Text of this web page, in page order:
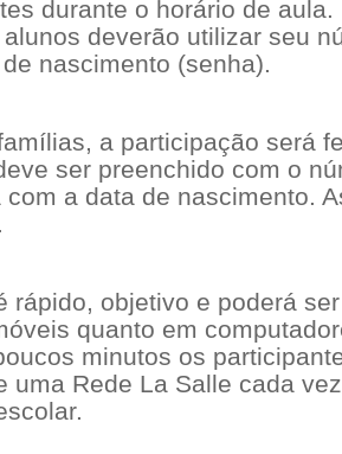
durante o horário de
deverão utilizar seu
nascimento (senha).
a participação será
ser preenchido com o
com a data de nascimento.
rápido, objetivo e poderá
quanto em
minutos os
uma Rede La Salle cada